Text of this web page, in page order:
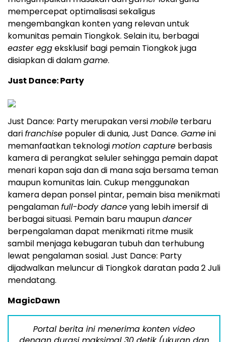
mempercepat optimalisasi sekaligus
mengembangkan konten yang relevan untuk
komunitas pemain Tiongkok. Selain itu, berbagai
easter eggeksklusif bagi pemain Tiongkok juga
disiapkan di dalamgame.
Just Dance: Party
Just Dance: Party merupakan versimobile terbaru
darifranchise populer di dunia, Just Dance. Gameini
memanfaatkan teknologimotion capture berbasis
kamera di perangkat seluler sehingga pemain dapat
menari kapan saja dan di mana saja bersama teman
maupun komunitas lain. Cukup menggunakan
kamera depan ponsel pintar, pemain bisa menikmati
pengalamanfull-body danceyang lebih imersif di
berbagai situasi. Pemain baru maupundancer
berpengalaman dapat menikmati ritme musik
sambil menjaga kebugaran tubuh dan terhubung
lewat pengalaman sosial. Just Dance: Party
dijadwalkan meluncur di Tiongkok daratan pada 2 Juli
mendatang.
MagicDawn
Portal berita ini menerima konten video